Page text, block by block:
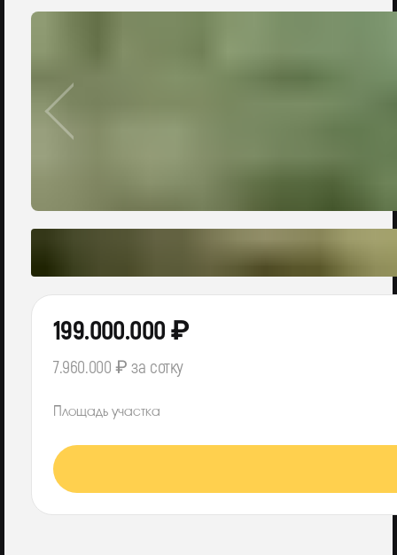
199.000.000 ₽
7.960.000 ₽ за сотку
Площадь участка